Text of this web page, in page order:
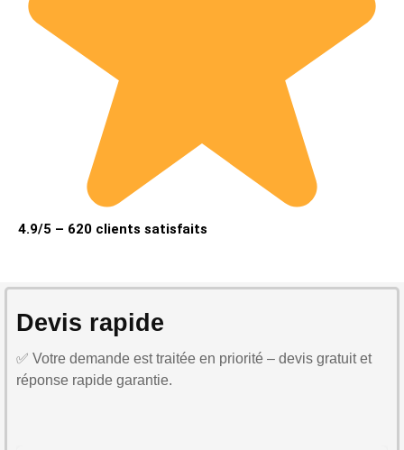
4.9/5 – 620 clients satisfaits
Devis rapide
✅ Votre demande est traitée en priorité – devis gratuit et
réponse rapide garantie.